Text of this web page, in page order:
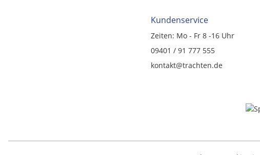
Kundenservice
Zeiten: Mo - Fr 8 -16 Uhr
09401 / 91 777 555
kontakt@trachten.de